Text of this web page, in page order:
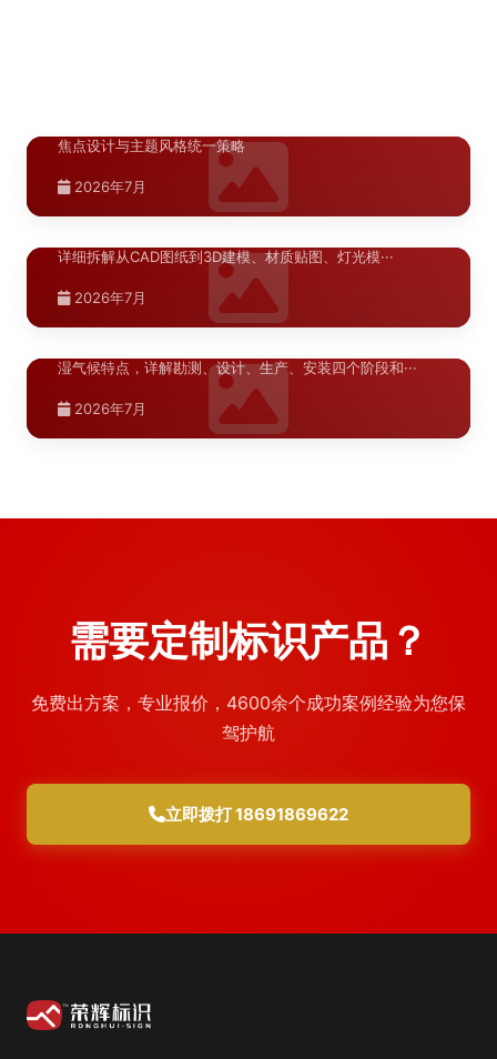
焦点设计与主题风格统一策略
2026年7月
陕西.西安
标识牌效果图制作：3D建模到夜景亮化
模拟的完整流程
详细拆解从CAD图纸到3D建模、材质贴图、灯光模···
2026年7月
>武汉商业空间标识系统改造施工流程详解
湿气候特点，详解勘测、设计、生产、安装四个阶段和···
2026年7月
需要定制标识产品？
免费出方案，专业报价，4600余个成功案例经验为您保
驾护航
立即拨打 18691869622